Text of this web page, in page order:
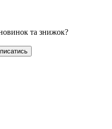
та знижок?